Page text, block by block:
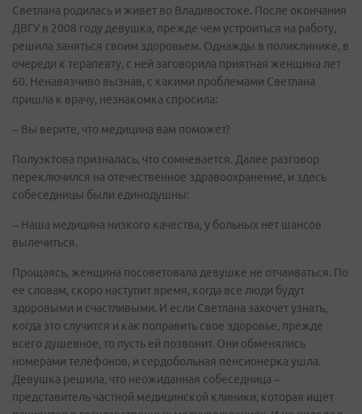
Светлана родилась и живет во Владивостоке. После окончания
ДВГУ в 2008 году девушка, прежде чем устроиться на работу,
решила заняться своим здоровьем. Однажды в поликлинике, в
очереди к терапевту, с ней заговорила приятная женщина лет
60. Ненавязчиво вызнав, с какими проблемами Светлана
пришла к врачу, незнакомка спросила:
– Вы верите, что медицина вам поможет?
Полуэктова призналась, что сомневается. Далее разговор
переключился на отечественное здравоохранение, и здесь
собеседницы были единодушны:
– Наша медицина низкого качества, у больных нет шансов
вылечиться.
Прощаясь, женщина посоветовала девушке не отчаиваться. По
ее словам, скоро наступит время, когда все люди будут
здоровыми и счастливыми. И если Светлана захочет узнать,
когда это случится и как поправить свое здоровье, прежде
всего душевное, то пусть ей позвонит. Они обменялись
номерами телефонов, и сердобольная пенсионерка ушла.
Девушка решила, что неожиданная собеседница –
представитель частной медицинской клиники, которая ищет